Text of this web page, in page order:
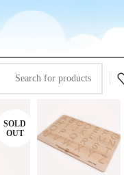
SOLD
OUT